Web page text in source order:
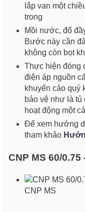
lắp van một
trong
Mồi nước, đổ
Bước này cần
không còn bọt
Thực hiện đóng
điện áp nguồn
khuyến cáo quý
bảo vệ như là tủ
hoạt động một
Để xem hướng
tham khảo
CNP MS 60/0.75
CNP MS